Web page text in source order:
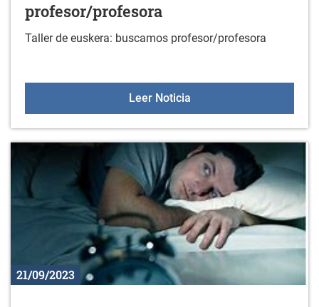
profesor/profesora
Taller de euskera: buscamos profesor/profesora
Leer NoticiaTaller de euskera:
21/09/2023